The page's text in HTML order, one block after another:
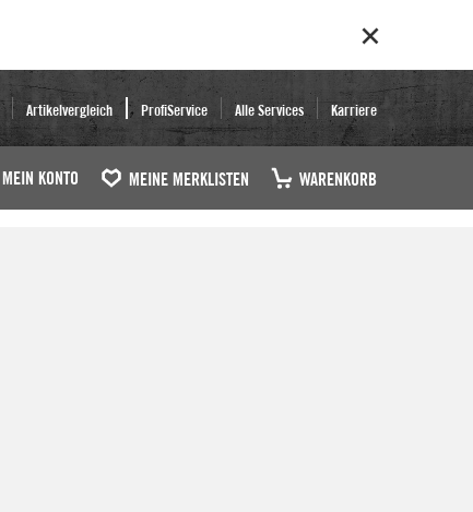
Artikelvergleich ProfiService Alle Services Karriere
MEIN KONTO MEINE MERKLISTEN WARENKORB